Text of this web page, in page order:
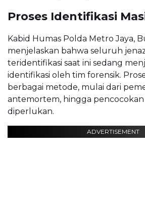
Proses Identifikasi
Kabid Humas Polda Metro Jaya,
menjelaskan bahwa seluruh
teridentifikasi saat ini sedang
identifikasi oleh tim forensik.
berbagai metode, mulai dari
antemortem, hingga pencocokan
diperlukan.
ADVERTISEMENT